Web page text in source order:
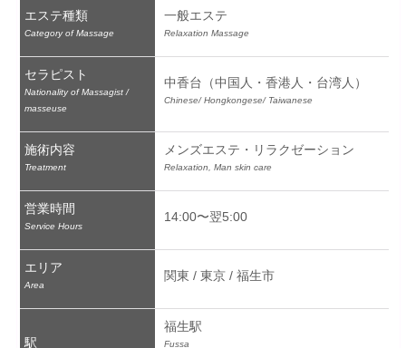
エステ種類
Category of Massage
一般エステ
Relaxation Massage
セラピスト
Nationality of Massagist /
masseuse
中香台（中国人・香港人・台湾人）
Chinese/ Hongkongese/ Taiwanese
施術内容
Treatment
メンズエステ・リラクゼーション
Relaxation, Man skin care
営業時間
Service Hours
14:00〜翌5:00
エリア
Area
関東 / 東京 / 福生市
駅
福生駅
Fussa